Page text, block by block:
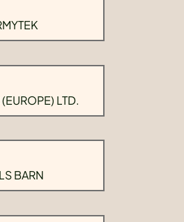
LTD.
BARN